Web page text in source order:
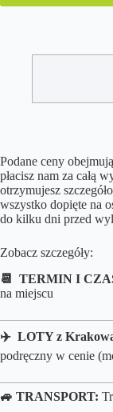
Podane ceny obejmują
płacisz nam za całą
otrzymujesz
wszystko dopięte na
do kilku dni przed
Zobacz szczegóły:
📆 TERMIN I
na miejscu
✈️ LOTY z
podręczny w cenie
🚙 TRANSPORT: